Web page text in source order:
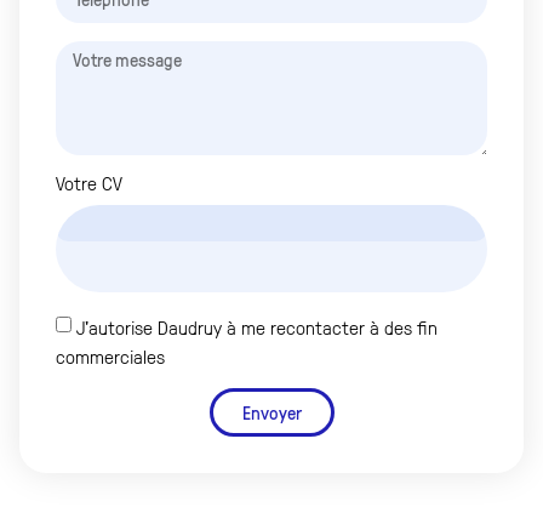
Votre CV
J'autorise Daudruy à me recontacter à des fin
commerciales
Envoyer